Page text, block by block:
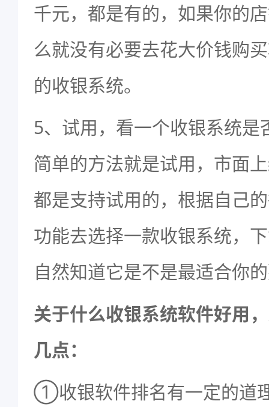
千元，都是有的，如果你的
么就没有必要去花大价钱购
的收银系统。
5、试用，看一个收银系统是
简单的方法就是试用，市面
都是支持试用的，根据自己
功能去选择一款收银系统，
自然知道它是不是最适合你
关于什么收银系统软件好用
几点：
①收银软件排名有一定的道